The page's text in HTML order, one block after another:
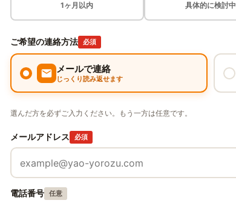
1ヶ月以内 具体的に検討中
ご希望の連絡方法 必須
メールで連絡
じっくり読み返せます
選んだ方を必ずご入力ください。もう一方は任意です。
メールアドレス 必須
電話番号 任意